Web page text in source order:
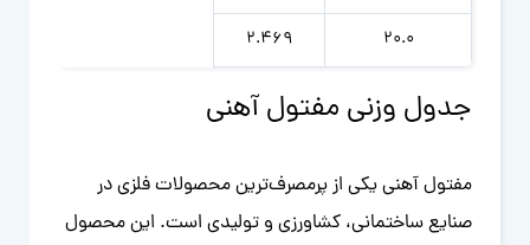
20.0
2.469
جدول وزنی مفتول آهنی
مفتول آهنی یکی از پرمصرف‌ترین محصولات فلزی در
صنایع ساختمانی، کشاورزی و تولیدی است. این محصول